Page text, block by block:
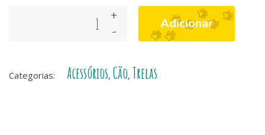
-
+ Adicionar
Categorias: Acessórios, Cão, Trelas